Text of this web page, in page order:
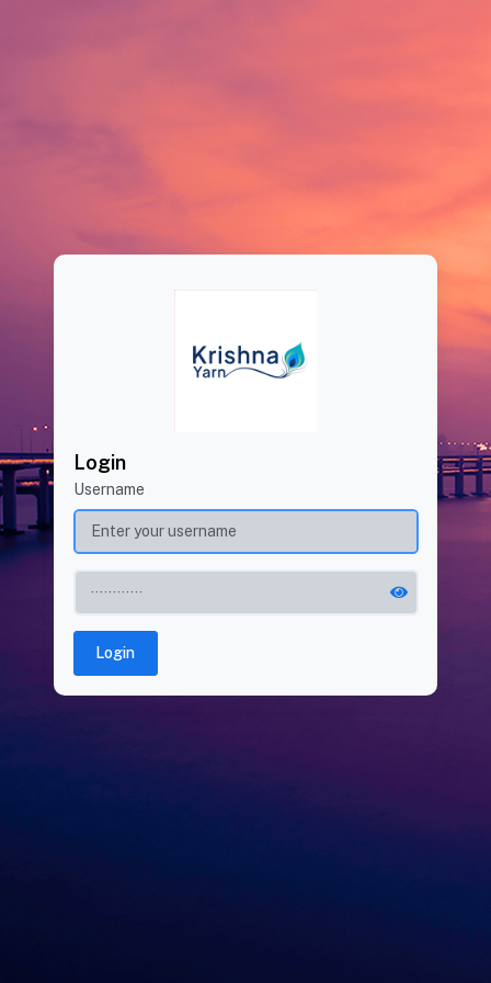
Login
Username
Login